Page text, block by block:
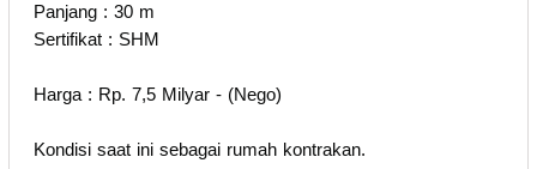
Panjang : 30 m
Sertifikat : SHM
Harga : Rp. 7,5 Milyar - (Nego)
Kondisi saat ini sebagai rumah kontrakan.